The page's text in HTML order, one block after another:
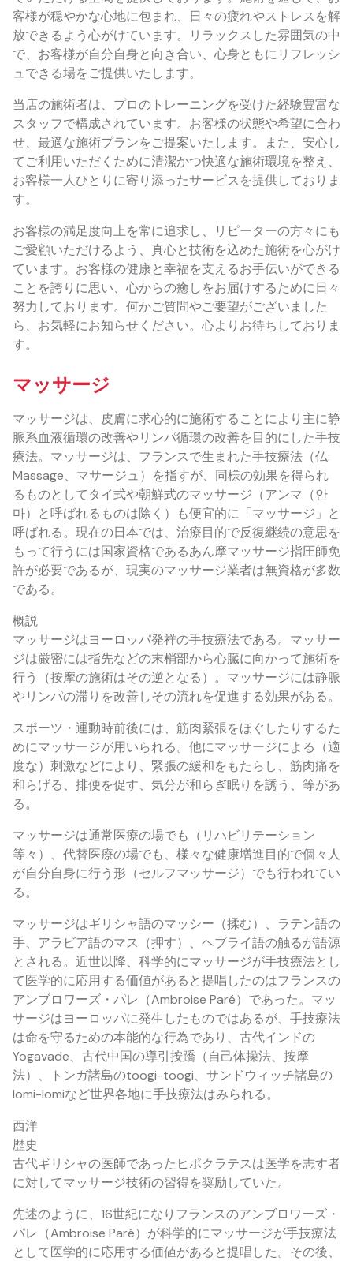
客様が穏やかな心地に包まれ、日々の疲れやストレスを解
放できるよう心がけています。リラックスした雰囲気の中
で、お客様が自分自身と向き合い、心身ともにリフレッシ
ュできる場をご提供いたします。
当店の施術者は、プロのトレーニングを受けた経験豊富な
スタッフで構成されています。お客様の状態や希望に合わ
せ、最適な施術プランをご提案いたします。また、安心し
てご利用いただくために清潔かつ快適な施術環境を整え、
お客様一人ひとりに寄り添ったサービスを提供しておりま
す。
お客様の満足度向上を常に追求し、リピーターの方々にも
ご愛顧いただけるよう、真心と技術を込めた施術を心がけ
ています。お客様の健康と幸福を支えるお手伝いができる
ことを誇りに思い、心からの癒しをお届けするために日々
努力しております。何かご質問やご要望がございました
ら、お気軽にお知らせください。心よりお待ちしておりま
す。
マッサージ
マッサージは、皮膚に求心的に施術することにより主に静
脈系血液循環の改善やリンパ循環の改善を目的にした手技
療法。マッサージは、フランスで生まれた手技療法（仏:
Massage、マサージュ）を指すが、同様の効果を得られ
るものとしてタイ式や朝鮮式のマッサージ（アンマ（안
마）と呼ばれるものは除く）も便宜的に「マッサージ」と
呼ばれる。現在の日本では、治療目的で反復継続の意思を
もって行うには国家資格であるあん摩マッサージ指圧師免
許が必要であるが、現実のマッサージ業者は無資格が多数
である。
概説
マッサージはヨーロッパ発祥の手技療法である。マッサー
ジは厳密には指先などの末梢部から心臓に向かって施術を
行う（按摩の施術はその逆となる）。マッサージには静脈
やリンパの滞りを改善しその流れを促進する効果がある。
スポーツ・運動時前後には、筋肉緊張をほぐしたりするた
めにマッサージが用いられる。他にマッサージによる（適
度な）刺激などにより、緊張の緩和をもたらし、筋肉痛を
和らげる、排便を促す、気分が和らぎ眠りを誘う、等があ
る。
マッサージは通常医療の場でも（リハビリテーション
等々）、代替医療の場でも、様々な健康増進目的で個々人
が自分自身に行う形（セルフマッサージ）でも行われてい
る。
マッサージはギリシャ語のマッシー（揉む）、ラテン語の
手、アラビア語のマス（押す）、ヘブライ語の触るが語源
とされる。近世以降、科学的にマッサージが手技療法とし
て医学的に応用する価値があると提唱したのはフランスの
アンブロワーズ・パレ（Ambroise Paré）であった。マッ
サージはヨーロッパに発生したものではあるが、手技療法
は命を守るための本能的な行為であり、古代インドの
Yogavade、古代中国の導引按蹻（自己体操法、按摩
法）、トンガ諸島のtoogi-toogi、サンドウィッチ諸島の
lomi-lomiなど世界各地に手技療法はみられる。
西洋
歴史
古代ギリシャの医師であったヒポクラテスは医学を志す者
に対してマッサージ技術の習得を奨励していた。
先述のように、16世紀になりフランスのアンブロワーズ・
パレ（Ambroise Paré）が科学的にマッサージが手技療法
として医学的に応用する価値があると提唱した。その後、